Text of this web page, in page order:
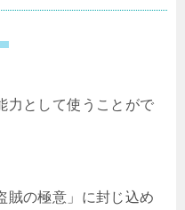
力として使うことがで
賊の極意」に封じ込め